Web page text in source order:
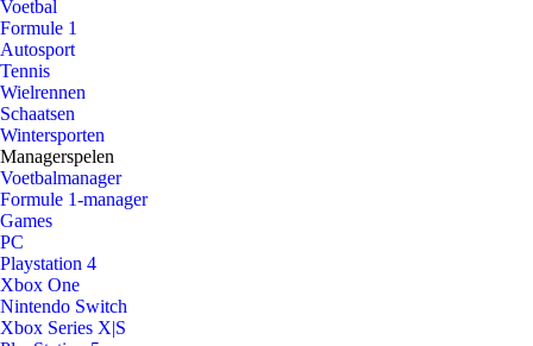
Voetbal
Formule 1
Autosport
Tennis
Wielrennen
Schaatsen
Wintersporten
Managerspelen
Voetbalmanager
Formule 1-manager
Games
PC
Playstation 4
Xbox One
Nintendo Switch
Xbox Series X|S